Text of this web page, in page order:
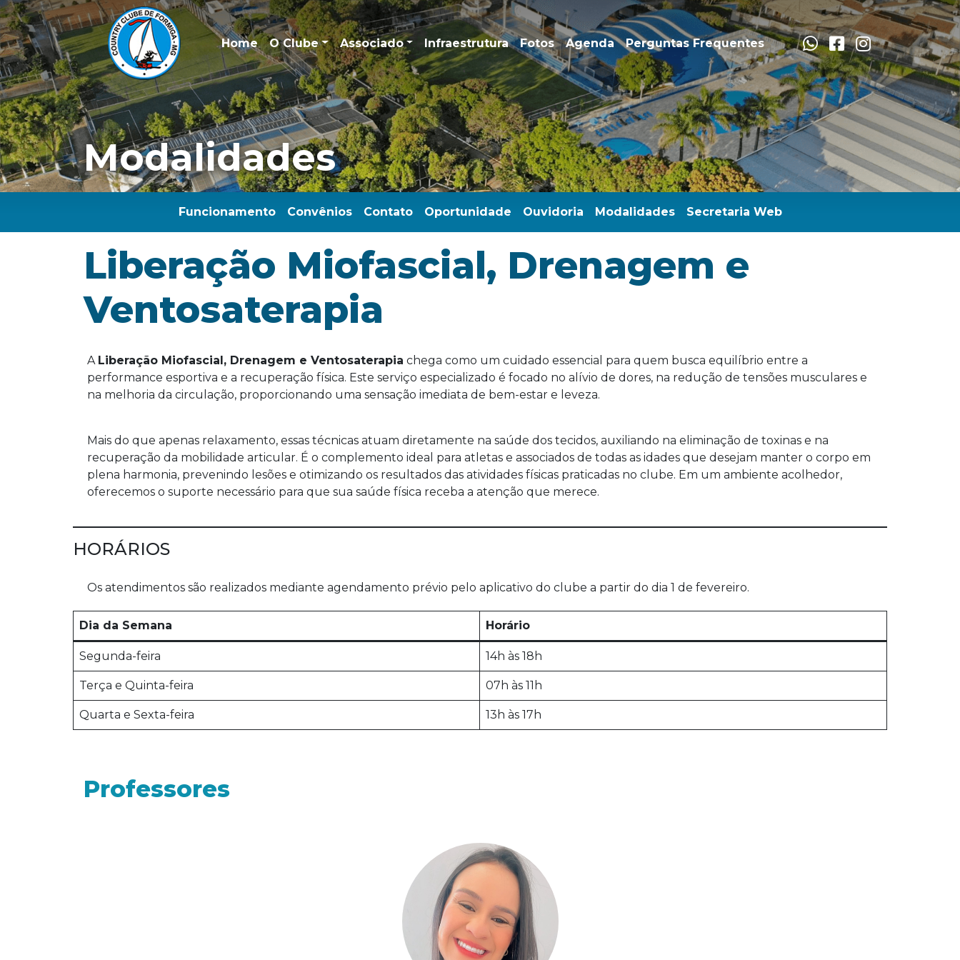
Home O Clube Associado Infraestrutura Fotos Agenda Perguntas Frequentes
Modalidades
Funcionamento Convênios Contato Oportunidade Ouvidoria Modalidades Secretaria Web
Liberação Miofascial, Drenagem e
Ventosaterapia
A Liberação Miofascial, Drenagem e Ventosaterapia chega como um cuidado essencial para quem busca equilíbrio entre a
performance esportiva e a recuperação física. Este serviço especializado é focado no alívio de dores, na redução de tensões musculares e
na melhoria da circulação, proporcionando uma sensação imediata de bem-estar e leveza.
Mais do que apenas relaxamento, essas técnicas atuam diretamente na saúde dos tecidos, auxiliando na eliminação de toxinas e na
recuperação da mobilidade articular. É o complemento ideal para atletas e associados de todas as idades que desejam manter o corpo em
plena harmonia, prevenindo lesões e otimizando os resultados das atividades físicas praticadas no clube. Em um ambiente acolhedor,
oferecemos o suporte necessário para que sua saúde física receba a atenção que merece.
HORÁRIOS
Os atendimentos são realizados mediante agendamento prévio pelo aplicativo do clube a partir do dia 1 de fevereiro.
Dia da Semana Horário
Segunda-feira 14h às 18h
Terça e Quinta-feira 07h às 11h
Quarta e Sexta-feira 13h às 17h
Professores